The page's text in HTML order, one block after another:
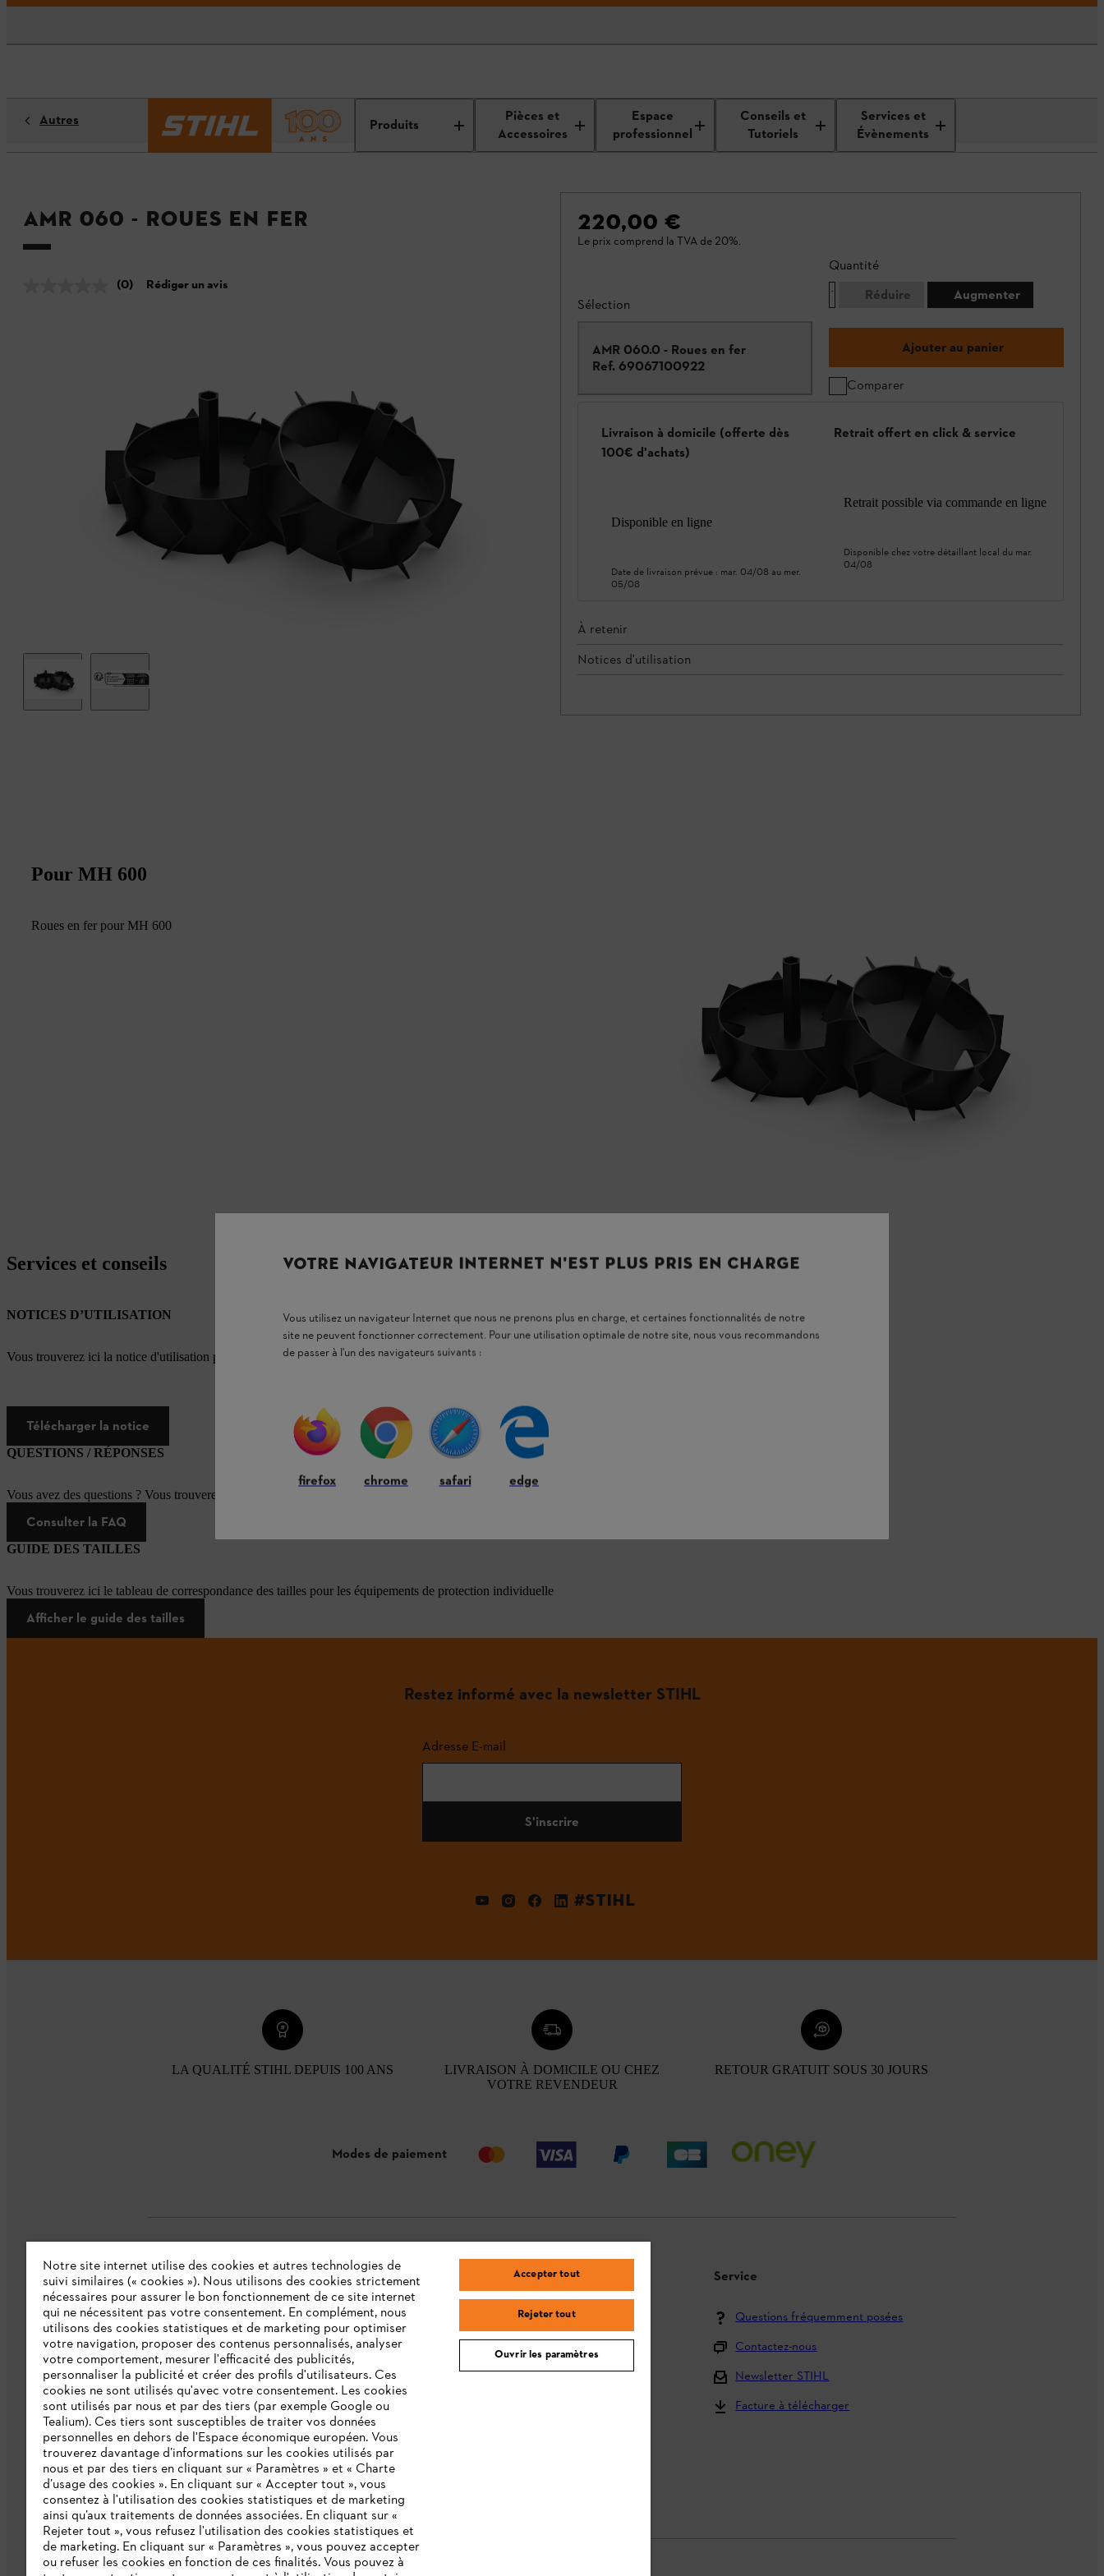
Produits
Pièces et
Accessoires
Espace
professionnel
Conseils et
Tutoriels
Services et
Évènements
Autres
AMR 060 - Roues en fer
(0) Rédiger un avis
220,00 €
Le prix comprend la TVA de 20%.
Sélection
AMR 060.0 - Roues en fer
Ref. 69067100922
Quantité
Réduire
Augmenter
Ajouter au panier
Comparer
Livraison à domicile (offerte dès
100€ d'achats)
Disponible en ligne
Date de livraison prévue : mar. 04/08 au mer.
05/08
Retrait offert en click & service
Retrait possible via commande en ligne
Disponible chez votre détaillant local du mar.
04/08
À retenir
Notices d'utilisation
Pour MH 600
Roues en fer pour MH 600
Services et conseils
NOTICES D’UTILISATION
Vous trouverez ici la notice d'utilisation pour ce produit STIHL
Télécharger la notice
QUESTIONS / RÉPONSES
Vous avez des questions ? Vous trouverez ici les réponses aux questions les plus fréquemment posées
Consulter la FAQ
GUIDE DES TAILLES
Vous trouverez ici le tableau de correspondance des tailles pour les équipements de protection individuelle
Afficher le guide des tailles
Restez informé avec la newsletter STIHL
Adresse E-mail
S'inscrire
#STIHL
LA QUALITÉ STIHL DEPUIS 100 ANS
LIVRAISON À DOMICILE OU CHEZ
VOTRE REVENDEUR
RETOUR GRATUIT SOUS 30 JOURS
Modes de paiement
L'Entreprise
Collections STIHL
Qui sommes-nous ?
Presse
Ligne Intégrité STIHL
Programme partenaire STIHL
Déclaration d'accessibilité
Questions / Réponses
Moyens de paiement
Droit de rétractation et retour
Service
Questions fréquemment posées
Contactez-nous
Newsletter STIHL
Facture à télécharger
VOTRE NAVIGATEUR INTERNET N'EST PLUS PRIS EN CHARGE
Vous utilisez un navigateur Internet que nous ne prenons plus en charge, et certaines fonctionnalités de notre
site ne peuvent fonctionner correctement. Pour une utilisation optimale de notre site, nous vous recommandons
de passer à l'un des navigateurs suivants :
firefox chrome safari edge
Notre site internet utilise des cookies et autres technologies de
suivi similaires (« cookies »). Nous utilisons des cookies strictement
nécessaires pour assurer le bon fonctionnement de ce site internet
qui ne nécessitent pas votre consentement. En complément, nous
utilisons des cookies statistiques et de marketing pour optimiser
votre navigation, proposer des contenus personnalisés, analyser
votre comportement, mesurer l'efficacité des publicités,
personnaliser la publicité et créer des profils d'utilisateurs. Ces
cookies ne sont utilisés qu'avec votre consentement. Les cookies
sont utilisés par nous et par des tiers (par exemple Google ou
Tealium). Ces tiers sont susceptibles de traiter vos données
personnelles en dehors de l'Espace économique européen. Vous
trouverez davantage d’informations sur les cookies utilisés par
nous et par des tiers en cliquant sur « Paramètres » et « Charte
d’usage des cookies ». En cliquant sur « Accepter tout », vous
consentez à l'utilisation des cookies statistiques et de marketing
ainsi qu’aux traitements de données associées. En cliquant sur «
Rejeter tout », vous refusez l'utilisation des cookies statistiques et
de marketing. En cliquant sur « Paramètres », vous pouvez accepter
ou refuser les cookies en fonction de ces finalités. Vous pouvez à
Accepter tout
Rejeter tout
Ouvrir les paramètres